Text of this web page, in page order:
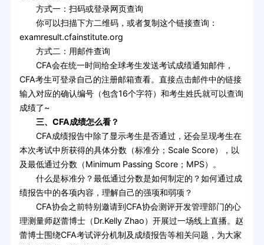
方式一：扫码或登录网页查询
你可以扫描下方二维码，或者复制这个链接查询：
examresult.cfainstitute.org
方式二：用邮件查询
CFA会在统一时间给全球考生发送考试成绩通知邮件，
CFA考生可登录自己的注册邮箱查看。直接点击邮件中的链接
输入对应的确认编号（包含16个字符）和考生姓氏就可以查询
成绩了~
三、CFA成绩怎么看？
CFA成绩报告中除了显示考生是否通过，还会呈现考生在
本次考试中所获得的具体分数（标准分；Scale Score），以
及最低通过分数（Minimum Passing Score；MPS）。
什么是标准分？最低通过分数是如何制定的？如何通过成
绩报告中的各项内容，理解自己的强项和弱项？
CFA协会之前特别邀请到CFA协会测评开发管理部门的心
理测量师赵蕾博士（Dr.Kelly Zhao）开展过一场线上直播。赵
蕾博士围绕CFA考试评分机制及成绩报告等相关问题，为大家